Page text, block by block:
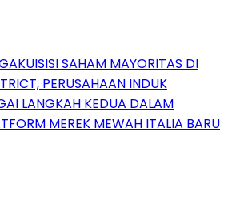
SAHAM MAYORITAS DI
PERUSAHAAN INDUK
LANGKAH KEDUA DALAM
MEREK MEWAH ITALIA BARU